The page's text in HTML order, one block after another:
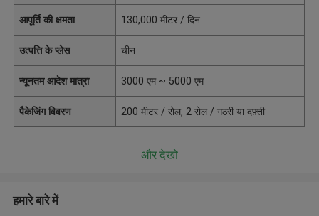
आपूर्ति की क्षमता 130,000 मीटर / दिन
उत्पत्ति के प्लेस चीन
न्यूनतम आदेश मात्रा 3000 एम ~ 5000 एम
पैकेजिंग विवरण 200 मीटर / रोल, 2 रोल / गठरी या दफ़्ती
और देखो
हमारे बारे में